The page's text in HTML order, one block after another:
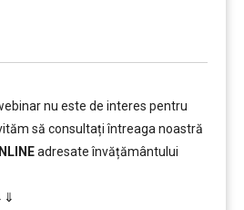
nu este de interes pentru
să consultați întreaga noastră
adresate învățământului